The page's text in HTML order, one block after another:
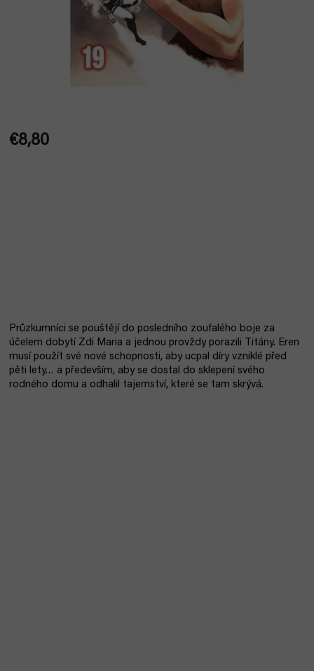
€8,80
Průzkumníci se pouštějí do posledního zoufalého boje za
účelem dobytí Zdi Maria a jednou provždy porazili Titány. Eren
musí použít své nové schopnosti, aby ucpal díry vzniklé před
pěti lety… a především, aby se dostal do sklepení svého
rodného domu a odhalil tajemství, které se tam skrývá.